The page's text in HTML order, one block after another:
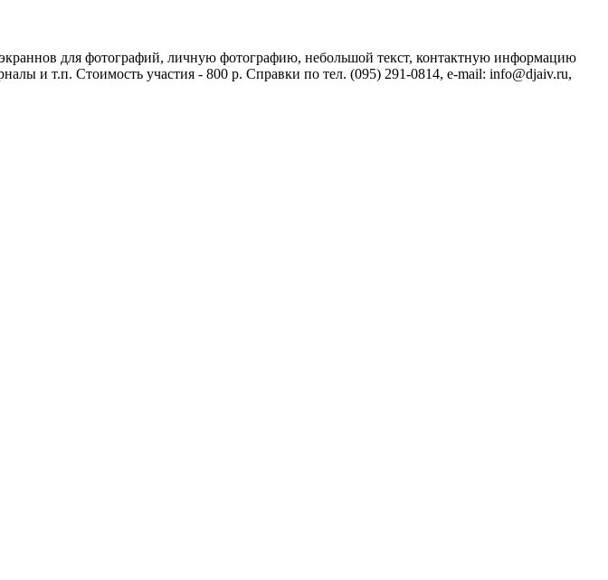
для фотографий, личную фотографию, небольшой текст, контактную информацию
и т.п. Стоимость участия - 800 р. Справки по тел. (095) 291-0814, e-mail: info@djaiv.ru,